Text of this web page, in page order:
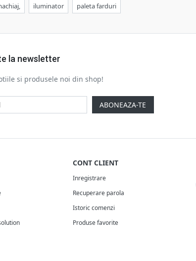
iluminator paleta farduri
la newsletter
si produsele noi din shop!
ABONEAZA-TE
CONT CLIENT
Inregistrare
Recuperare parola
Istoric comenzi
Produse favorite